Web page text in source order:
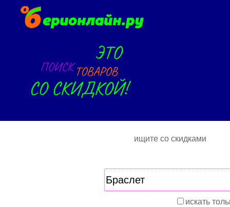
ищите со скидками
искать